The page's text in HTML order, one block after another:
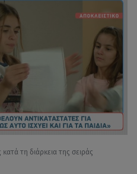
τη διάρκεια της σειράς